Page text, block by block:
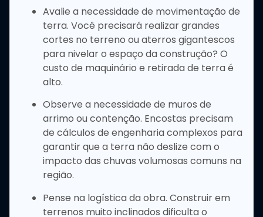
Avalie a necessidade de movimentação de
terra. Você precisará realizar grandes
cortes no terreno ou aterros gigantescos
para nivelar o espaço da construção? O
custo de maquinário e retirada de terra é
alto.
Observe a necessidade de muros de
arrimo ou contenção. Encostas precisam
de cálculos de engenharia complexos para
garantir que a terra não deslize com o
impacto das chuvas volumosas comuns na
região.
Pense na logística da obra. Construir em
terrenos muito inclinados dificulta o